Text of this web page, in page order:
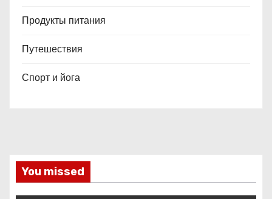
Продукты питания
Путешествия
Спорт и йога
You missed